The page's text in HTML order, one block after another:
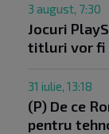
3 august, 7:30
Jocuri
titluri vor fi
31 iulie, 13:18
(P) De ce
pentru